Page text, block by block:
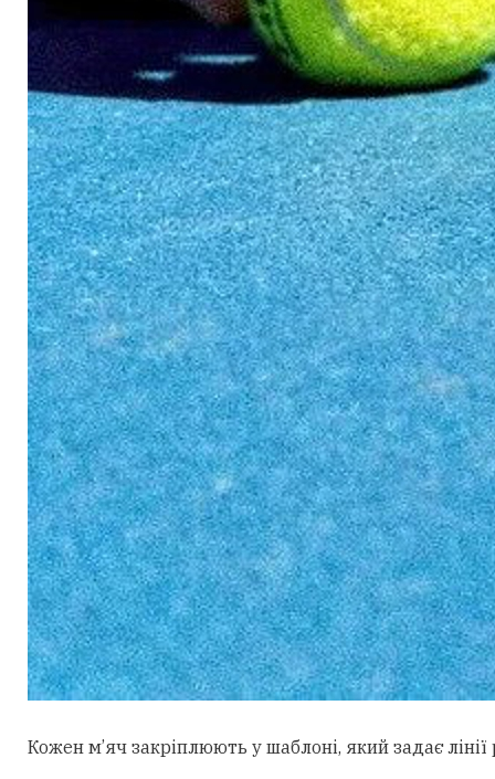
Кожен м’яч закріплюють у шаблоні, який задає